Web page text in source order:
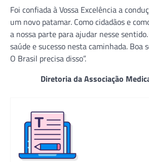
Foi confiada à Vossa Excelência a
um novo patamar. Como cidadãos e
a nossa parte para ajudar nesse
saúde e sucesso nesta caminhada. Boa
O Brasil precisa disso”.
Diretoria da Associação